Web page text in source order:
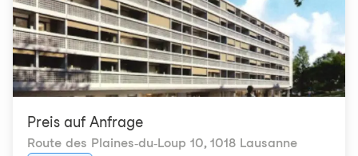
Preis auf Anfrage
Route des Plaines-du-Loup 10, 1018 Lausanne